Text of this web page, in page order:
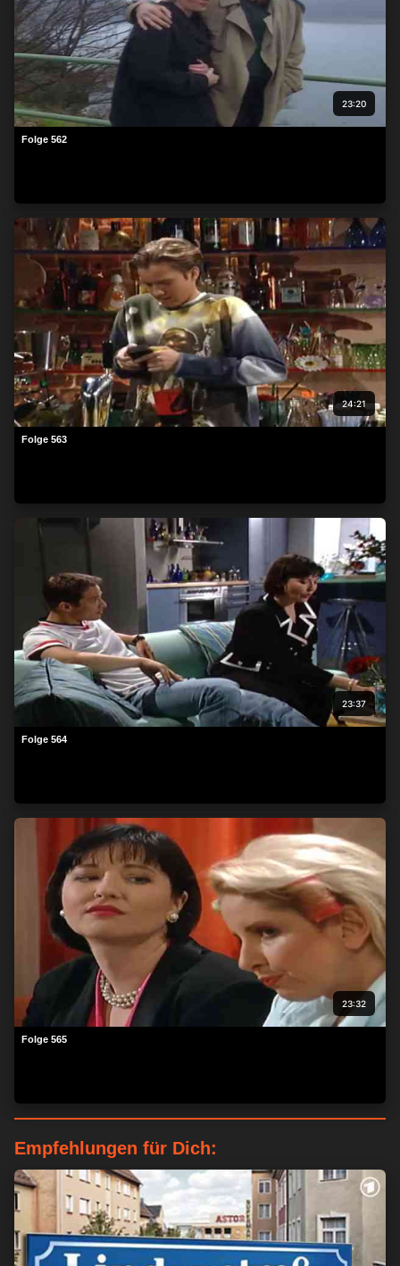
personenbezogene Daten wie eindeutige Kennungen und
Standardinformationen, die von einem Gerät für personalisierte
Werbung und Inhalte, Werbung und Inhaltsmessung,
Zielgruppenforschung und Serviceentwicklung gesendet
werden.
Mit Ihrer Erlaubnis dürfen wir und unsere Partner über
Gerätescans genaue Standortdaten und Kenndaten abfragen.
Sie können auf die entsprechende Schaltfläche klicken, um der
o. a. Datenverarbeitung durch uns und unsere Partner
Sie der Verarbeitung zustimmen oder diese ablehnen. Bitte
beachten Sie, dass die Verarbeitung mancher
personenbezogenen Daten ohne Ihre Einwilligung stattfinden
kann, obwohl Sie das Recht haben, einer solchen Verarbeitung
zu widersprechen. Ihre Einstellungen gelten lediglich für diese
Website. Sie können Ihre Einstellungen jederzeit ändern oder
Ihre Einwilligung widerrufen, indem Sie zu dieser Website
zurückkehren und unten auf der Webseite auf die Schaltfläche
"Datenschutz" klicken.
23:20
Folge 562
24:21
Folge 563
23:37
Folge 564
23:32
Folge 565
Empfehlungen für Dich: